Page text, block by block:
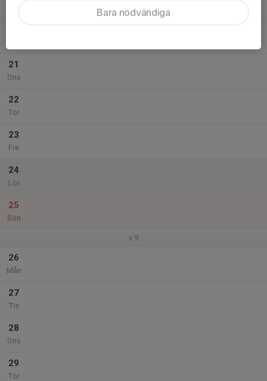
21
Ons
22
Tor
23
Fre
24
Lör
25
Sön
v.9
26
Mån
27
Tis
28
Ons
29
Tor
Bara nödvändiga